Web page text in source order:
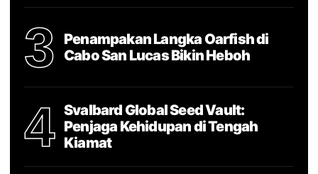
3
Penampakan Langka Oarfish di
Cabo San Lucas Bikin Heboh
4
Svalbard Global Seed Vault:
Penjaga Kehidupan di Tengah
Kiamat